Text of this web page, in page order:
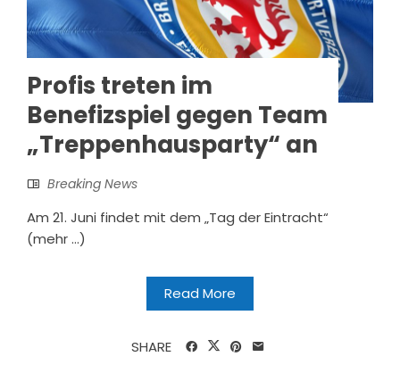
Profis treten im
Benefizspiel gegen Team
„Treppenhausparty“ an
Breaking News
Am 21. Juni findet mit dem „Tag der Eintracht“
(mehr …)
Read More
SHARE